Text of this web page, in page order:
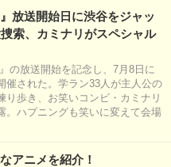
放送開始日に渋谷をジャッ
索、カミナリがスペシャル
の放送開始を記念し、7月8日に
催された。学ラン33人が主人公の
り歩き、お笑いコンビ・カミナリ
。ハプニングも笑いに変えて会場
アニメを紹介！